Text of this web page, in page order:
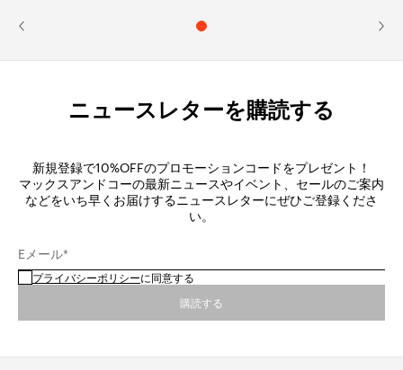
ニュースレターを購読する
新規登録で10%OFFのプロモーションコードをプレゼント！
マックスアンドコーの最新ニュースやイベント、セールのご案内
などをいち早くお届けするニュースレターにぜひご登録くださ
い。
Eメール*
プライバシーポリシーに同意する
購読する